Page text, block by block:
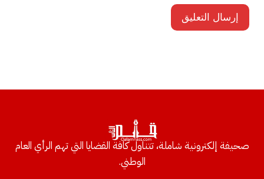
صحيفة إلكترونية شاملة، تتناول كافة القضايا التي تهم الرأي العام
الوطني.